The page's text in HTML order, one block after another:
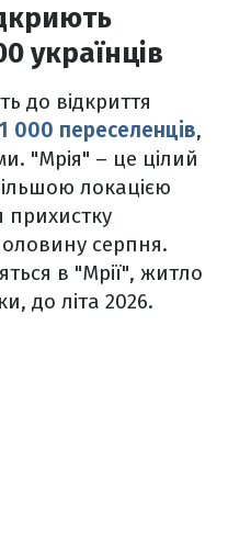
українців
до відкриття
000 переселенців,
"‎Мрія" – це цілий
локацією
прихистку
серпня.
в "‎Мрії", житло
до літа 2026.